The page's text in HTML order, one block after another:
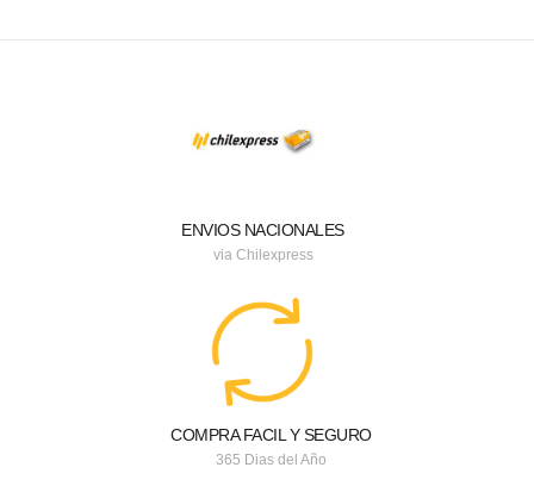
ENVIOS NACIONALES
via Chilexpress
COMPRA FACIL Y SEGURO
365 Dias del Año